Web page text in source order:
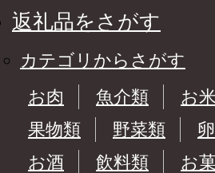
返礼品をさがす
カテゴリからさがす
お肉
魚介類
お
果物類
野菜類
お酒
飲料類 お